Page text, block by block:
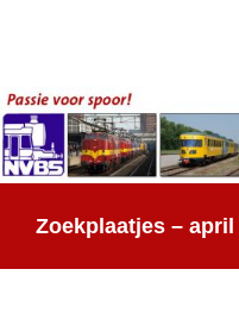
Zoekplaatjes – april